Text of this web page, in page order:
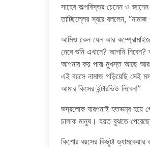
সাহেব অল্পবিস্তর চেনেন ও
তাচ্ছিল্লের স্বরে বললেন,
আমিও কেন যেন আর কম্প্রোমাইজ
নেবে শুনি এখানে? আপনি
আপনার কয় পারা মুখস্ত আছে আর
এই বয়সে নামাজ পড়িয়েছি সেই
আমার কিসের ইন্টারভিউ নিবেন!”
ভদ্রলোক যারপনাই হতভম্ব হয়ে
চালাক মানুষ। হয়ত বুঝতে
কিশোর বয়সের কিছুটা